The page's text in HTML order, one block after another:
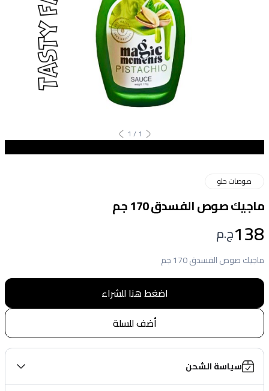
1
/
1
صوصات حلو
ماجيك صوص الفسدق 170 جم
138ج.م
ماجيك صوص الفسدق 170 جم
اضغط هنا للشراء
أضف للسلة
سياسة الشحن